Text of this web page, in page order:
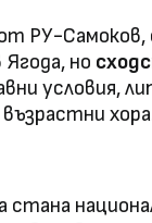
РУ-Самоков,
но
условия,